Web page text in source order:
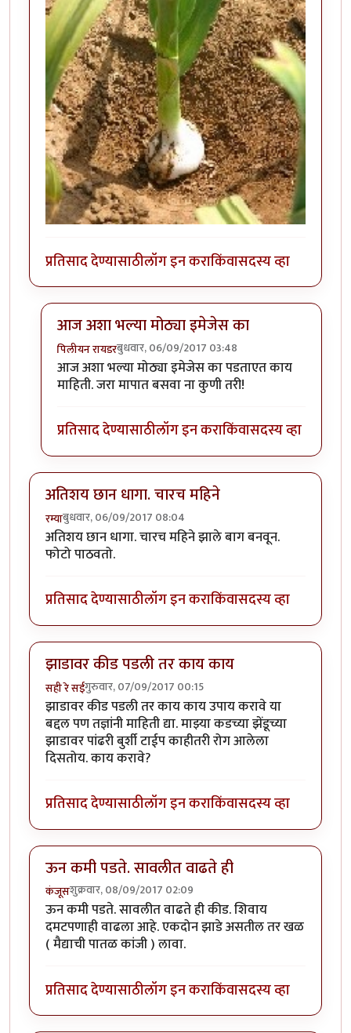
प्रतिसाद देण्यासाठीलॉग इन कराकिंवासदस्य व्हा
आज अशा भल्या मोठ्या इमेजेस का
पिलीयन रायडरबुधवार, 06/09/2017 03:48
In reply toफारच चांगली माहिती देताय काकाby
आज अशा भल्या मोठ्या इमेजेस का पडताएत काय
माहिती. जरा मापात बसवा ना कुणी तरी!
प्रतिसाद देण्यासाठीलॉग इन कराकिंवासदस्य व्हा
अतिशय छान धागा. चारच महिने
रम्याबुधवार, 06/09/2017 08:04
अतिशय छान धागा. चारच महिने झाले बाग बनवून.
फोटो पाठवतो.
प्रतिसाद देण्यासाठीलॉग इन कराकिंवासदस्य व्हा
झाडावर कीड पडली तर काय काय
सही रे सईगुरुवार, 07/09/2017 00:15
झाडावर कीड पडली तर काय काय उपाय करावे या
बद्दल पण तज्ञांनी माहिती द्या. माझ्या कडच्या झेंडूच्या
झाडावर पांढरी बुर्शी टाईप काहीतरी रोग आलेला
दिसतोय. काय करावे?
प्रतिसाद देण्यासाठीलॉग इन कराकिंवासदस्य व्हा
ऊन कमी पडते. सावलीत वाढते ही
कंजूसशुक्रवार, 08/09/2017 02:09
ऊन कमी पडते. सावलीत वाढते ही कीड. शिवाय
दमटपणाही वाढला आहे. एकदोन झाडे असतील तर खळ
( मैद्याची पातळ कांजी ) लावा.
प्रतिसाद देण्यासाठीलॉग इन कराकिंवासदस्य व्हा